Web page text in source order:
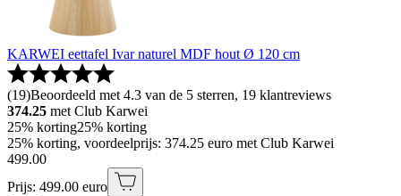
KARWEI eettafel Ivar naturel MDF hout Ø 120 cm
(19)Beoordeeld met 4.3 van de 5 sterren, 19 klantreviews
374.25 met Club Karwei
25% korting25% korting
25% korting, voordeelprijs: 374.25 euro met Club Karwei
499.00
Prijs: 499.00 euro